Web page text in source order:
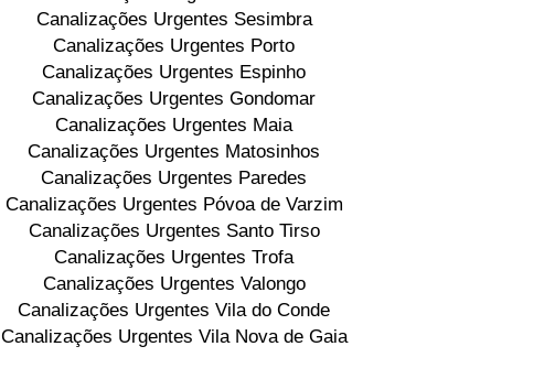
Canalizações Urgentes Sesimbra
Canalizações Urgentes Porto
Canalizações Urgentes Espinho
Canalizações Urgentes Gondomar
Canalizações Urgentes Maia
Canalizações Urgentes Matosinhos
Canalizações Urgentes Paredes
Canalizações Urgentes Póvoa de Varzim
Canalizações Urgentes Santo Tirso
Canalizações Urgentes Trofa
Canalizações Urgentes Valongo
Canalizações Urgentes Vila do Conde
Canalizações Urgentes Vila Nova de Gaia